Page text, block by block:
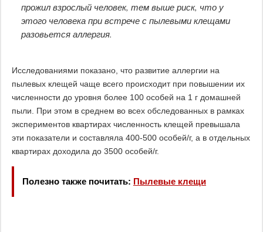
прожил взрослый человек, тем выше риск, что у
этого человека при встрече с пылевыми клещами
разовьется аллергия.
Исследованиями показано, что развитие аллергии на
пылевых клещей чаще всего происходит при повышении их
численности до уровня более 100 особей на 1 г домашней
пыли. При этом в среднем во всех обследованных в рамках
экспериментов квартирах численность клещей превышала
эти показатели и составляла 400-500 особей/г, а в отдельных
квартирах доходила до 3500 особей/г.
Полезно также почитать: Пылевые клещи